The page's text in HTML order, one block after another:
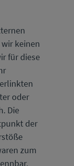
keinen
für diese
oder
Die
der
zum